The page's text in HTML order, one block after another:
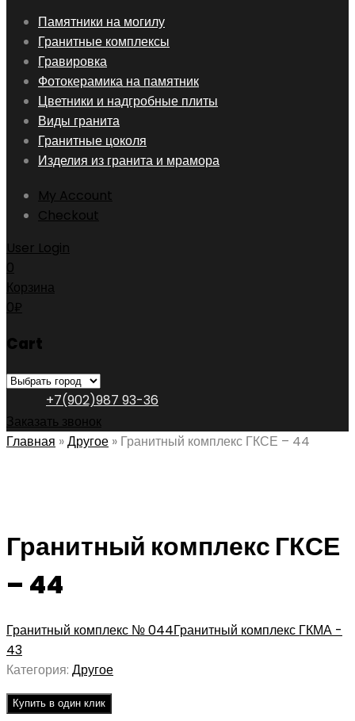
Skip
content
Памятники на могилу
Гранитные комплексы
Гравировка
Фотокерамика на памятник
Цветники и надгробные плиты
Виды гранита
Гранитные цоколя
Изделия из гранита и мрамора
My Account
Checkout
User Login
0
Корзина
0₽
Cart
+7(902)987 93-36
Заказать звонок
Главная »Другое » Гранитный комплекс ГКСЕ – 44
Гранитный комплекс ГКСЕ
– 44
Гранитный комплекс № 044Гранитный комплекс ГКМА -
43
Категория: Другое
Купить в один клик